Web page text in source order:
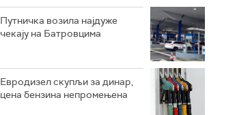
Путничка возила најдуже
чекају на Батровцима
Евродизел скупљи за динар,
цена бензина непромењена